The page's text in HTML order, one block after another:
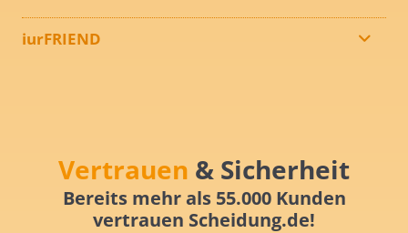
iurFRIEND
Vertrauen & Sicherheit
Bereits mehr als 55.000 Kunden
vertrauen Scheidung.de!